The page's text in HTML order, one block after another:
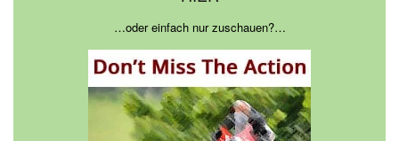
…oder einfach nur zuschauen?…